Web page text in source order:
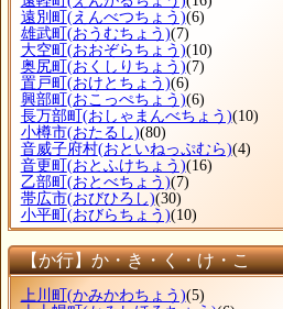
遠別町 (えんべつちょう)(6)
雄武町 (おうむちょう)(7)
大空町 (おおぞらちょう)(10)
奥尻町 (おくしりちょう)(7)
置戸町 (おけとちょう)(6)
興部町 (おこっぺちょう)(6)
長万部町 (おしゃまんべちょう)(10)
小樽市(おたるし)(80)
音威子府村(おといねっぷむら)(4)
音更町 (おとふけちょう)(16)
乙部町 (おとべちょう)(7)
帯広市(おびひろし)(30)
小平町 (おびらちょう)(10)
【か行】か・き・く・け・こ
上川町(かみかわちょう)(5)